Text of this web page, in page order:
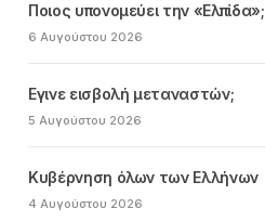
Ποιος υπονομεύει την «Ελπίδα»;
6 Αυγούστου 2026
Εγινε εισβολή μεταναστών;
5 Αυγούστου 2026
Κυβέρνηση όλων των Ελλήνων
4 Αυγούστου 2026